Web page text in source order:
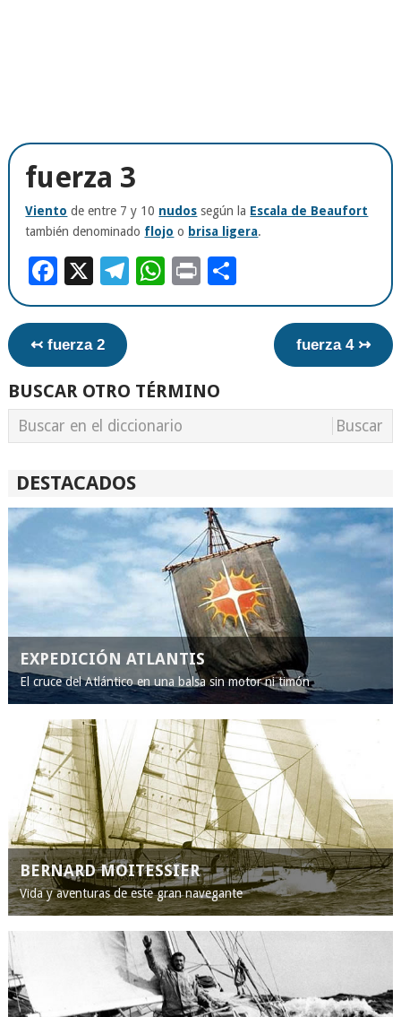
fuerza 3
Viento de entre 7 y 10 nudos según la Escala de Beaufort
también denominado flojo o brisa ligera.
Facebook
X Telegram
WhatsApp
Print
↢ fuerza 2 fuerza 4 ↣
BUSCAR OTRO TÉRMINO
DESTACADOS
EXPEDICIÓN ATLANTIS
El cruce del Atlántico en una balsa sin motor ni timón
BERNARD MOITESSIER
Vida y aventuras de este gran navegante